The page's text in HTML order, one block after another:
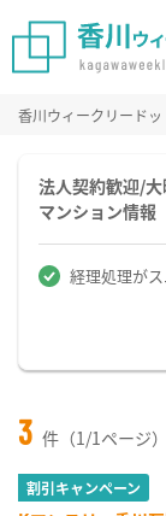
香川ウィークリードッ
法人契約歓迎/
マンション情報
経理処理が
3 件（1/1ページ）
割引キャンペーン